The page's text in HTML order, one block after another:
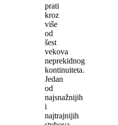
prati
kroz
više
od
šest
vekova
neprekidnog
kontinuiteta.
Jedan
od
najsnažnijih
i
najtrajnijih